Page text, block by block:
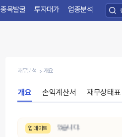
종목발굴 투자대가 업종분석
재무분석 개요
개요 손익계산서 재무상태표
업데이트
으로 변동되었습니다.